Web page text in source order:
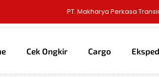
PT. Makharya Perkasa
Cek Ongkir Cargo